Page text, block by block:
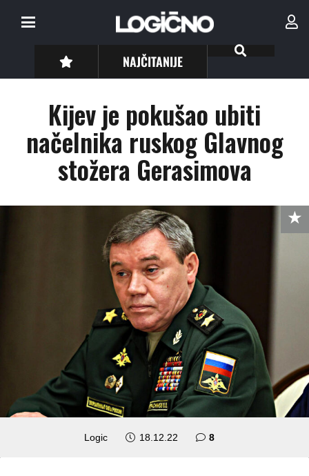
NAJČITANIJE
Kijev je pokušao ubiti
načelnika ruskog Glavnog
stožera Gerasimova
Logic 18.12.22 8komentara